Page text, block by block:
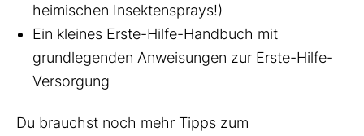
heimischen Insektensprays!)
Ein kleines Erste-Hilfe-Handbuch mit
grundlegenden Anweisungen zur Erste-Hilfe-
Versorgung
Du brauchst noch mehr Tipps zum